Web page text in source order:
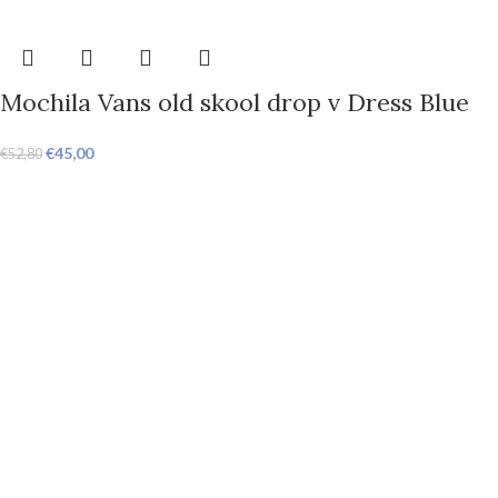
Mochila Vans old skool drop v Dress Blue
€52,80 €45,00